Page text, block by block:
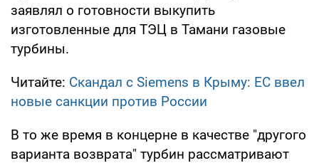
заявлял о готовности выкупить
изготовленные для ТЭЦ в Тамани газовые
турбины.
Читайте: Скандал с Siemens в Крыму: ЕС ввел
новые санкции против России
В то же время в концерне в качестве "другого
варианта возврата" турбин рассматривают